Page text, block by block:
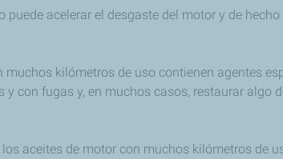
puede acelerar el desgaste del motor y de
kilómetros de uso contienen agentes
y con fugas y, en muchos casos, restaurar algo
aceites de motor con muchos kilómetros de